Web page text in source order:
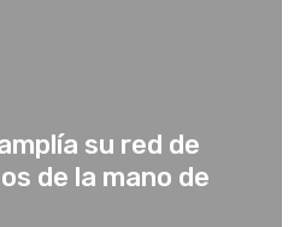
su red de
de la mano de